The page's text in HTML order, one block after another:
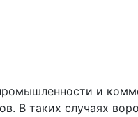
и
В таких случаях